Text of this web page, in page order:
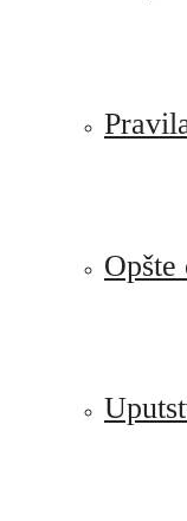
Opšte